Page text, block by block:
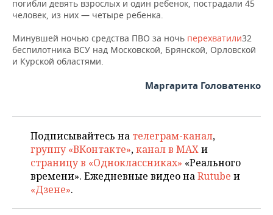
ЭНЕРГЕТИКА
ONLINE-КОНФЕРЕНЦИИ
ХОККЕЙ
КИБЕРСПОРТ
ФИГУРНОЕ КАТАНИЕ
ВОДНЫЕ ВИДЫ СПОРТА
ВЛАСТЬ
КУЛЬТУРА
МЕДИЦИНА
ОБРАЗОВАНИЕ
СЮЖЕТЫ
СПИСОК КОМПАНИЙ
погибли девять взрослых и один ребенок, пострадали 45
человек, из них — четыре ребенка.
Минувшей ночью средства ПВО за ночь перехватили32
беспилотника ВСУ над Московской, Брянской, Орловской
и Курской областями.
Маргарита Головатенко
Подписывайтесь на телеграм-канал,
группу «ВКонтакте»,канал в MAXи
страницу в «Одноклассниках» «Реального
времени». Ежедневные видео наRutube и
«Дзене».